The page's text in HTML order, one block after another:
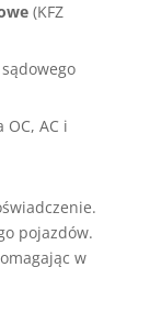
(KFZ
AC i
pojazdów.
w